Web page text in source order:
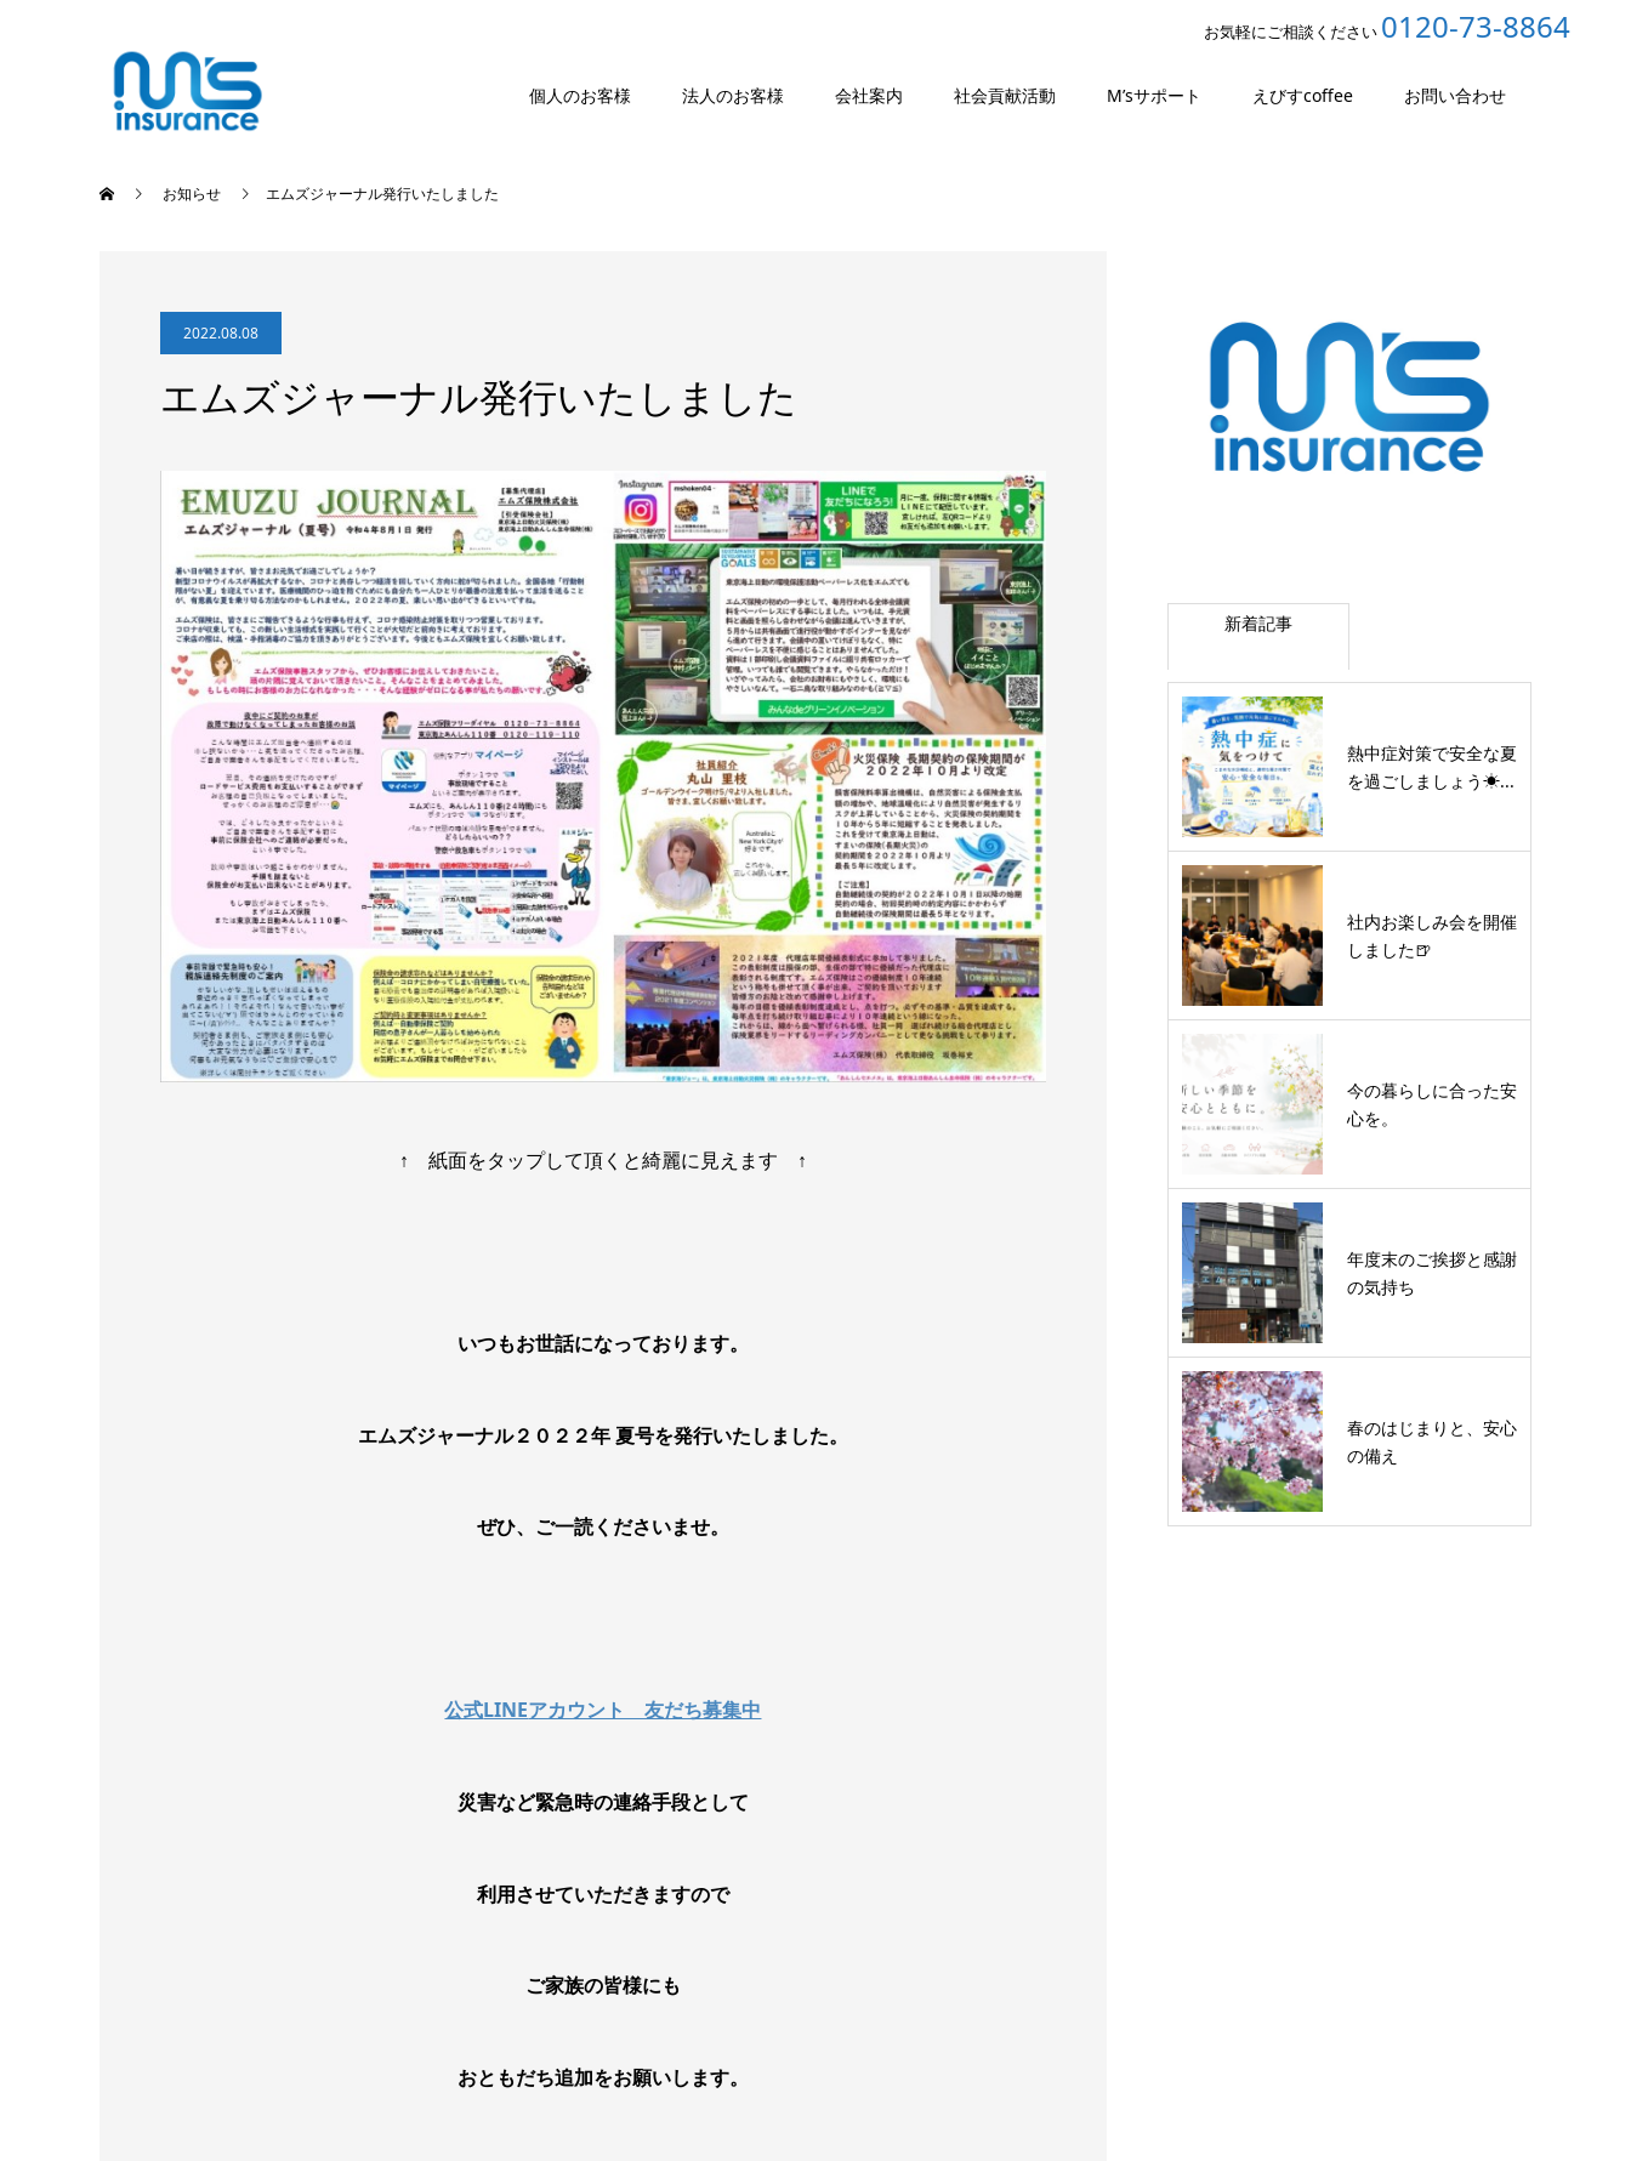
お気軽にご相談ください 0120-73-8864
個人のお客様 法人のお客様 会社案内 社会貢献活動 M’sサポート えびすcoffee お問い合わせ
お知らせ エムズジャーナル発行いたしました
2022.08.08
エムズジャーナル発行いたしました
↑ 紙面をタップして頂くと綺麗に見えます ↑
いつもお世話になっております。
エムズジャーナル２０２２年 夏号を発行いたしました。
ぜひ、ご一読くださいませ。
公式LINEアカウント 友だち募集中
災害など緊急時の連絡手段として
利用させていただきますので
ご家族の皆様にも
おともだち追加をお願いします。
新着記事
熱中症対策で安全な夏
を過ごしましょう☀...
社内お楽しみ会を開催
しました🍺
今の暮らしに合った安
心を。
年度末のご挨拶と感謝
の気持ち
春のはじまりと、安心
の備え